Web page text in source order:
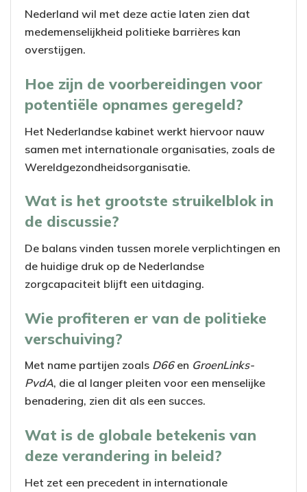
Nederland wil met deze actie laten zien dat
medemenselijkheid politieke barrières kan
overstijgen.
Hoe zijn de voorbereidingen voor
potentiële opnames geregeld?
Het Nederlandse kabinet werkt hiervoor nauw
samen met internationale organisaties, zoals de
Wereldgezondheidsorganisatie.
Wat is het grootste struikelblok in
de discussie?
De balans vinden tussen morele verplichtingen en
de huidige druk op de Nederlandse
zorgcapaciteit blijft een uitdaging.
Wie profiteren er van de politieke
verschuiving?
Met name partijen zoals D66en GroenLinks-
PvdA, die al langer pleiten voor een menselijke
benadering, zien dit als een succes.
Wat is de globale betekenis van
deze verandering in beleid?
Het zet een precedent in internationale